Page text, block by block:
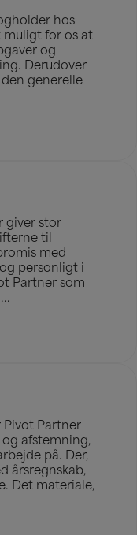
hos
muligt for os at
og
Derudover
generelle
giver stor
til
med
personligt i
Partner som
Pivot Partner
afstemning,
på. Der,
årsregnskab,
Det materiale,